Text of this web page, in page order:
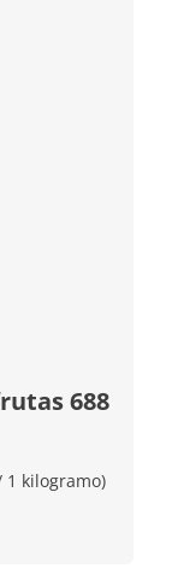
688
1 kilogramo)